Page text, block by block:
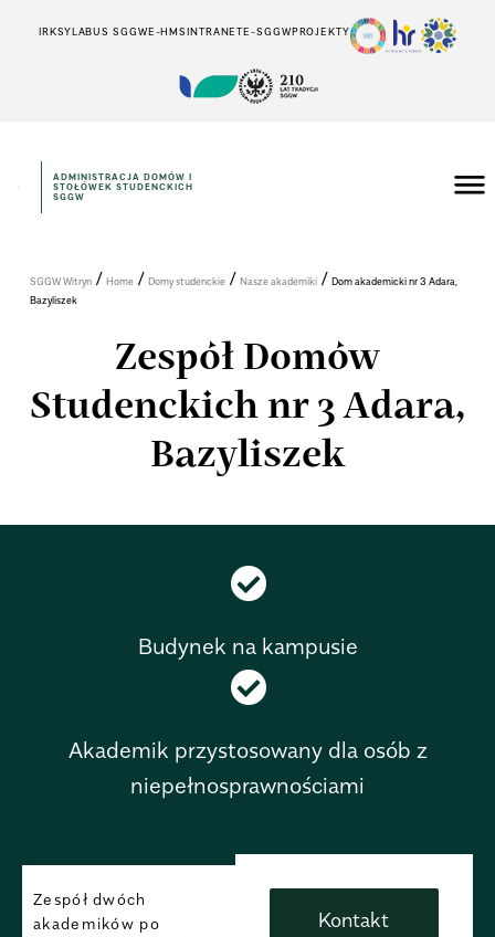
IRKSYLABUS SGGWE-HMSINTRANETE-SGGWPROJEKTY
ADMINISTRACJA DOMÓW I
STOŁÓWEK STUDENCKICH
SGGW
SGGW Witryn /Home /Domy studenckie /Nasze akademiki /Dom akademicki nr 3 Adara,
Bazyliszek
Zespół Domów
Studenckich nr 3 Adara,
Bazyliszek
Budynek na kampusie
Akademik przystosowany dla osób z
niepełnosprawnościami
Zespół dwóch
akademików po
Kontakt